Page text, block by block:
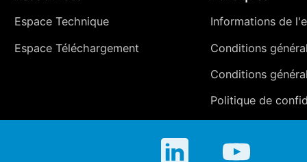
Espace Technique
Espace Téléchargement
Informations de
Conditions
Conditions
Politique de